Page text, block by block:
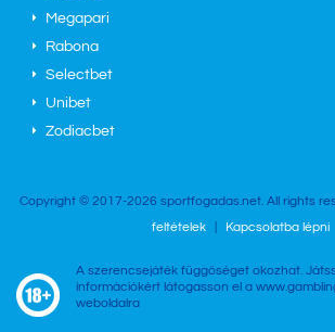
Megapari
Rabona
Selectbet
Unibet
Zodiacbet
Copyright © 2017-2026 sportfogadas.net. All rights
feltételek
Kapcsolatba lépni
A szerencsejáték függőséget okozhat.
információkért látogasson el a
weboldalra